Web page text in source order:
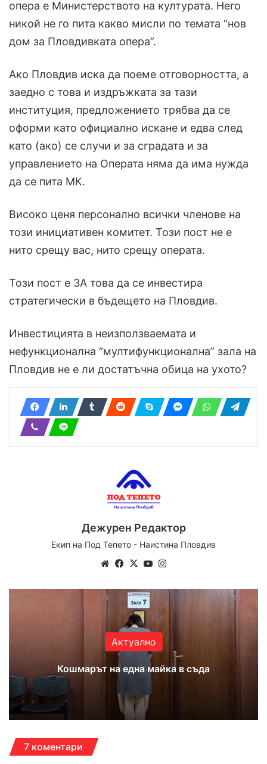
опера е Министерството на културата. Него
никой не го пита какво мисли по темата “нов
дом за Пловдивката опера”.
Ако Пловдив иска да поеме отговорността, а
заедно с това и издръжката за тази
институция, предложението трябва да се
оформи като официално искане и едва след
като (ако) се случи и за сградата и за
управлението на Операта няма да има нужда
да се пита МК.
Високо ценя персонално всички членове на
този инициативен комитет. Този пост не е
нито срещу вас, нито срещу операта.
Този пост е ЗА това да се инвестира
стратегически в бъдещето на Пловдив.
Инвестицията в неизползваемата и
нефункционална “мултифункционална” зала на
Пловдив не е ли достатъчна обица на ухото?
Дежурен Редактор
Екип на Под Тепето - Наистина Пловдив
We
te
Fa
bo
ok
X
Yo
ub
e
ra
Актуално
Кошмарът на една майка в съда
7 коментари